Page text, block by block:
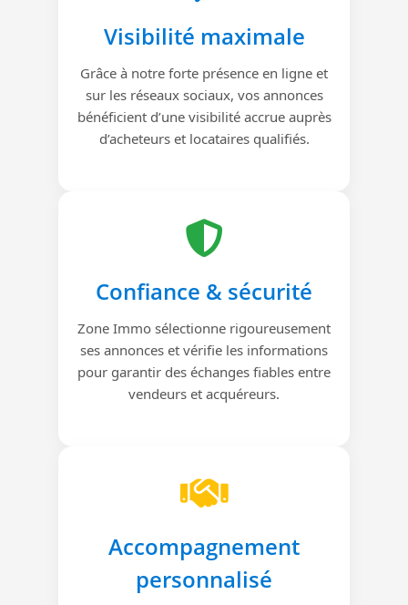
Visibilité maximale
Grâce à notre forte présence en ligne et
sur les réseaux sociaux, vos annonces
bénéficient d’une visibilité accrue auprès
d’acheteurs et locataires qualifiés.
Confiance & sécurité
Zone Immo sélectionne rigoureusement
ses annonces et vérifie les informations
pour garantir des échanges fiables entre
vendeurs et acquéreurs.
Accompagnement
personnalisé